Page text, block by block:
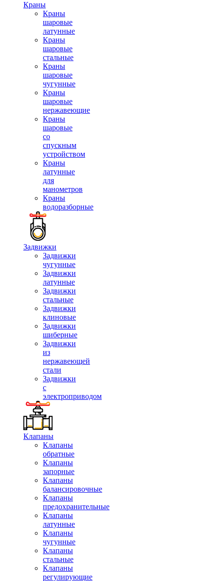
Краны
Краны
шаровые
латунные
Краны
шаровые
стальные
Краны
шаровые
чугунные
Краны
шаровые
нержавеющие
Краны
шаровые
со
спускным
устройством
Краны
латунные
для
манометров
Краны
водоразборные
Задвижки
Задвижки
чугунные
Задвижки
латунные
Задвижки
стальные
Задвижки
клиновые
Задвижки
шиберные
Задвижки
из
нержавеющей
стали
Задвижки
с
электроприводом
Клапаны
Клапаны
обратные
Клапаны
запорные
Клапаны
балансировочные
Клапаны
предохранительные
Клапаны
латунные
Клапаны
чугунные
Клапаны
стальные
Клапаны
регулирующие